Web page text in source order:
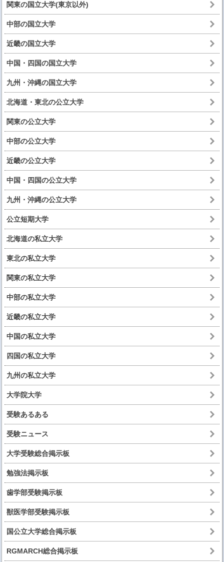
関東の国立大学(東京以外)
中部の国立大学
近畿の国立大学
中国・四国の国立大学
九州・沖縄の国立大学
北海道・東北の公立大学
関東の公立大学
中部の公立大学
近畿の公立大学
中国・四国の公立大学
九州・沖縄の公立大学
公立短期大学
北海道の私立大学
東北の私立大学
関東の私立大学
中部の私立大学
近畿の私立大学
中国の私立大学
四国の私立大学
九州の私立大学
大学院大学
受験あるある
受験ニュース
大学受験総合掲示板
勉強法掲示板
歯学部受験掲示板
獣医学部受験掲示板
国公立大学総合掲示板
RGMARCH総合掲示板